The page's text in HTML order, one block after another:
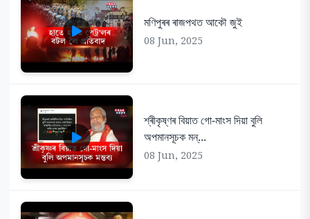
মণিপুৰৰ ৰাজপথত আকৌ জুই
08 Jun, 2025
শ্ৰীকৃষ্ণৰ বিয়াত গো-মাংস দিয়া বুলি
অপমানসূচক মন্...
08 Jun, 2025